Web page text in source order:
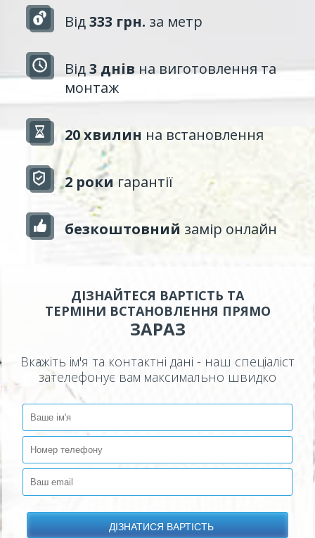
Від333 грн. за метр
Від3 днів на виготовлення та
монтаж
20 хвилин на встановлення
2 роки гарантії
безкоштовний замір онлайн
ДІЗНАЙТЕСЯ ВАРТІСТЬ ТА
ТЕРМІНИ ВСТАНОВЛЕННЯ ПРЯМО
ЗАРАЗ
Вкажіть ім'я та контактні дані - наш спеціаліст
зателефонує вам максимально швидко